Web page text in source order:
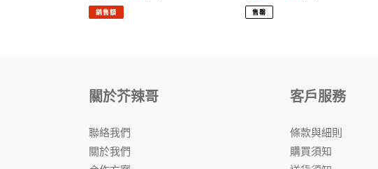
價銷售額
價售罄
關於芥辣哥
聯絡我們
關於我們
客戶服務
條款與細則
購買須知